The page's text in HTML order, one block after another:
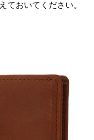
ておいてください。